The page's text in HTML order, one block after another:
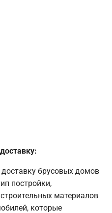
брусовых домов
постройки,
материалов
которые